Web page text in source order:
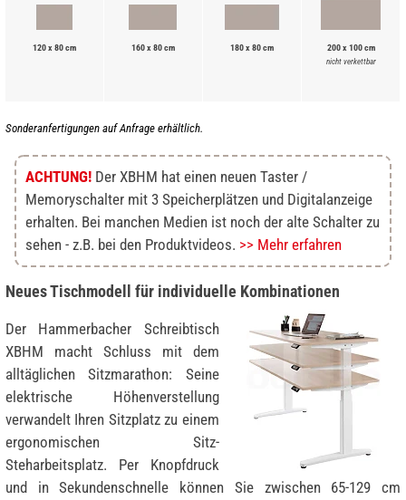
120 x 80 cm 160 x 80 cm 180 x 80 cm 200 x 100 cm
nicht verkettbar
Sonderanfertigungen auf Anfrage erhältlich.
ACHTUNG! Der XBHM hat einen neuen Taster /
Memoryschalter mit 3 Speicherplätzen und Digitalanzeige
erhalten. Bei manchen Medien ist noch der alte Schalter zu
sehen - z.B. bei den Produktvideos. >> Mehr erfahren
Neues Tischmodell für individuelle Kombinationen
Der Hammerbacher Schreibtisch
XBHM macht Schluss mit dem
alltäglichen Sitzmarathon: Seine
elektrische Höhenverstellung
verwandelt Ihren Sitzplatz zu einem
ergonomischen Sitz-
Steharbeitsplatz. Per Knopfdruck
und in Sekundenschnelle können Sie zwischen 65-129 cm